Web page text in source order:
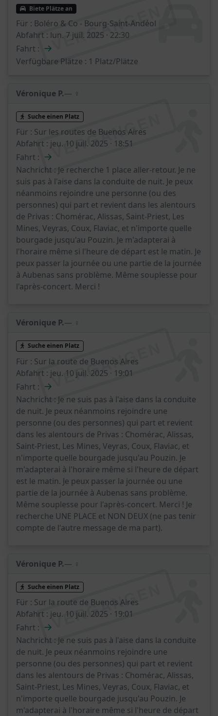
VERGANGEN
Biete Plätze an
Für : Boléro & Co - Bourg-Saint-Andéol
Abfahrt : lun. 7 juil. 2025 · 22:30
Fahrt : →
Verfügbare Plätze : 1 Platz/Plätze
Véronique P.— ♀️
VERGANGEN
Suche einen Platz
Für : Sur les routes de Buenos Aires
Abfahrt : jeu. 10 juil. 2025 · 18:51
Fahrt : →
Nachricht : Je recherche 1 place aller-retour. Je ne
suis pas à l'aise dans la conduite de nuit. Je peux
néanmoins rejoindre une personne (ou des
personnes) qui part et revient dans les alentours
de Privas : Chomérac, Alissas, Saint-Priest, Les
Mines, Veyras, Coux, Flaviac, et n'importe quelle
bourgade jusqu'au Pouzin. Je m'adapterai à
l'horaire même si l'heure de départ est le matin. Je
peux passer la journée ou une partie de la journée
à Aubenas sans problème. Même souplesse pour
l'après-concert. Merci !
Véronique P.— ♀️
VERGANGEN
Suche einen Platz
Für : Sur la route de Buenos Aires
Abfahrt : jeu. 10 juil. 2025 · 19:01
Fahrt : →
Nachricht : Je ne suis pas à l'aise dans la conduite
de nuit. Je peux néanmoins rejoindre une
personne (ou des personnes) qui part et revient
dans les alentours de Privas : Chomérac, Alissas,
Saint-Priest, Les Mines, Veyras, Coux, Flaviac, et
n'importe quelle bourgade jusqu'au Pouzin. Je
m'adapterai à l'horaire même si l'heure de départ
est le matin. Je peux passer la journée ou une
partie de la journée à Aubenas sans problème.
Même souplesse pour l'après-concert. Merci ! Je
recherche UNE PLACE et NON DEUX (ne pas tenir
compte de l'autre message de ma part).
Véronique P.— ♀️
VERGANGEN
Suche einen Platz
Für : Sur la route de Buenos Aires
Abfahrt : jeu. 10 juil. 2025 · 19:01
Fahrt : →
Nachricht : Je ne suis pas à l'aise dans la conduite
de nuit. Je peux néanmoins rejoindre une
personne (ou des personnes) qui part et revient
dans les alentours de Privas : Chomérac, Alissas,
Saint-Priest, Les Mines, Veyras, Coux, Flaviac, et
n'importe quelle bourgade jusqu'au Pouzin. Je
m'adapterai à l'horaire même si l'heure de départ